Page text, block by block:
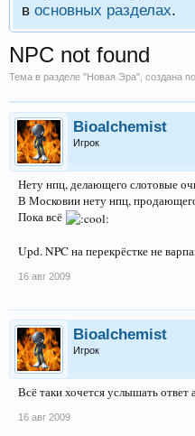
в основных разделах.
NPC not found
Тема в разделе "Новая Эра", создана
Bioalchemist
Игрок
Нету нпц, делающего слотовые
В Московии нету нпц,
Пока всё
Upd. NPC на перекрёстке не
16 авг 2009
Bioalchemist
Игрок
Всё таки хочется услышать
16 авг 2009